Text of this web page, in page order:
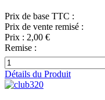
Prix de base TTC :
Prix de vente remisé :
Prix : 2,00 €
Remise :
Détails du Produit